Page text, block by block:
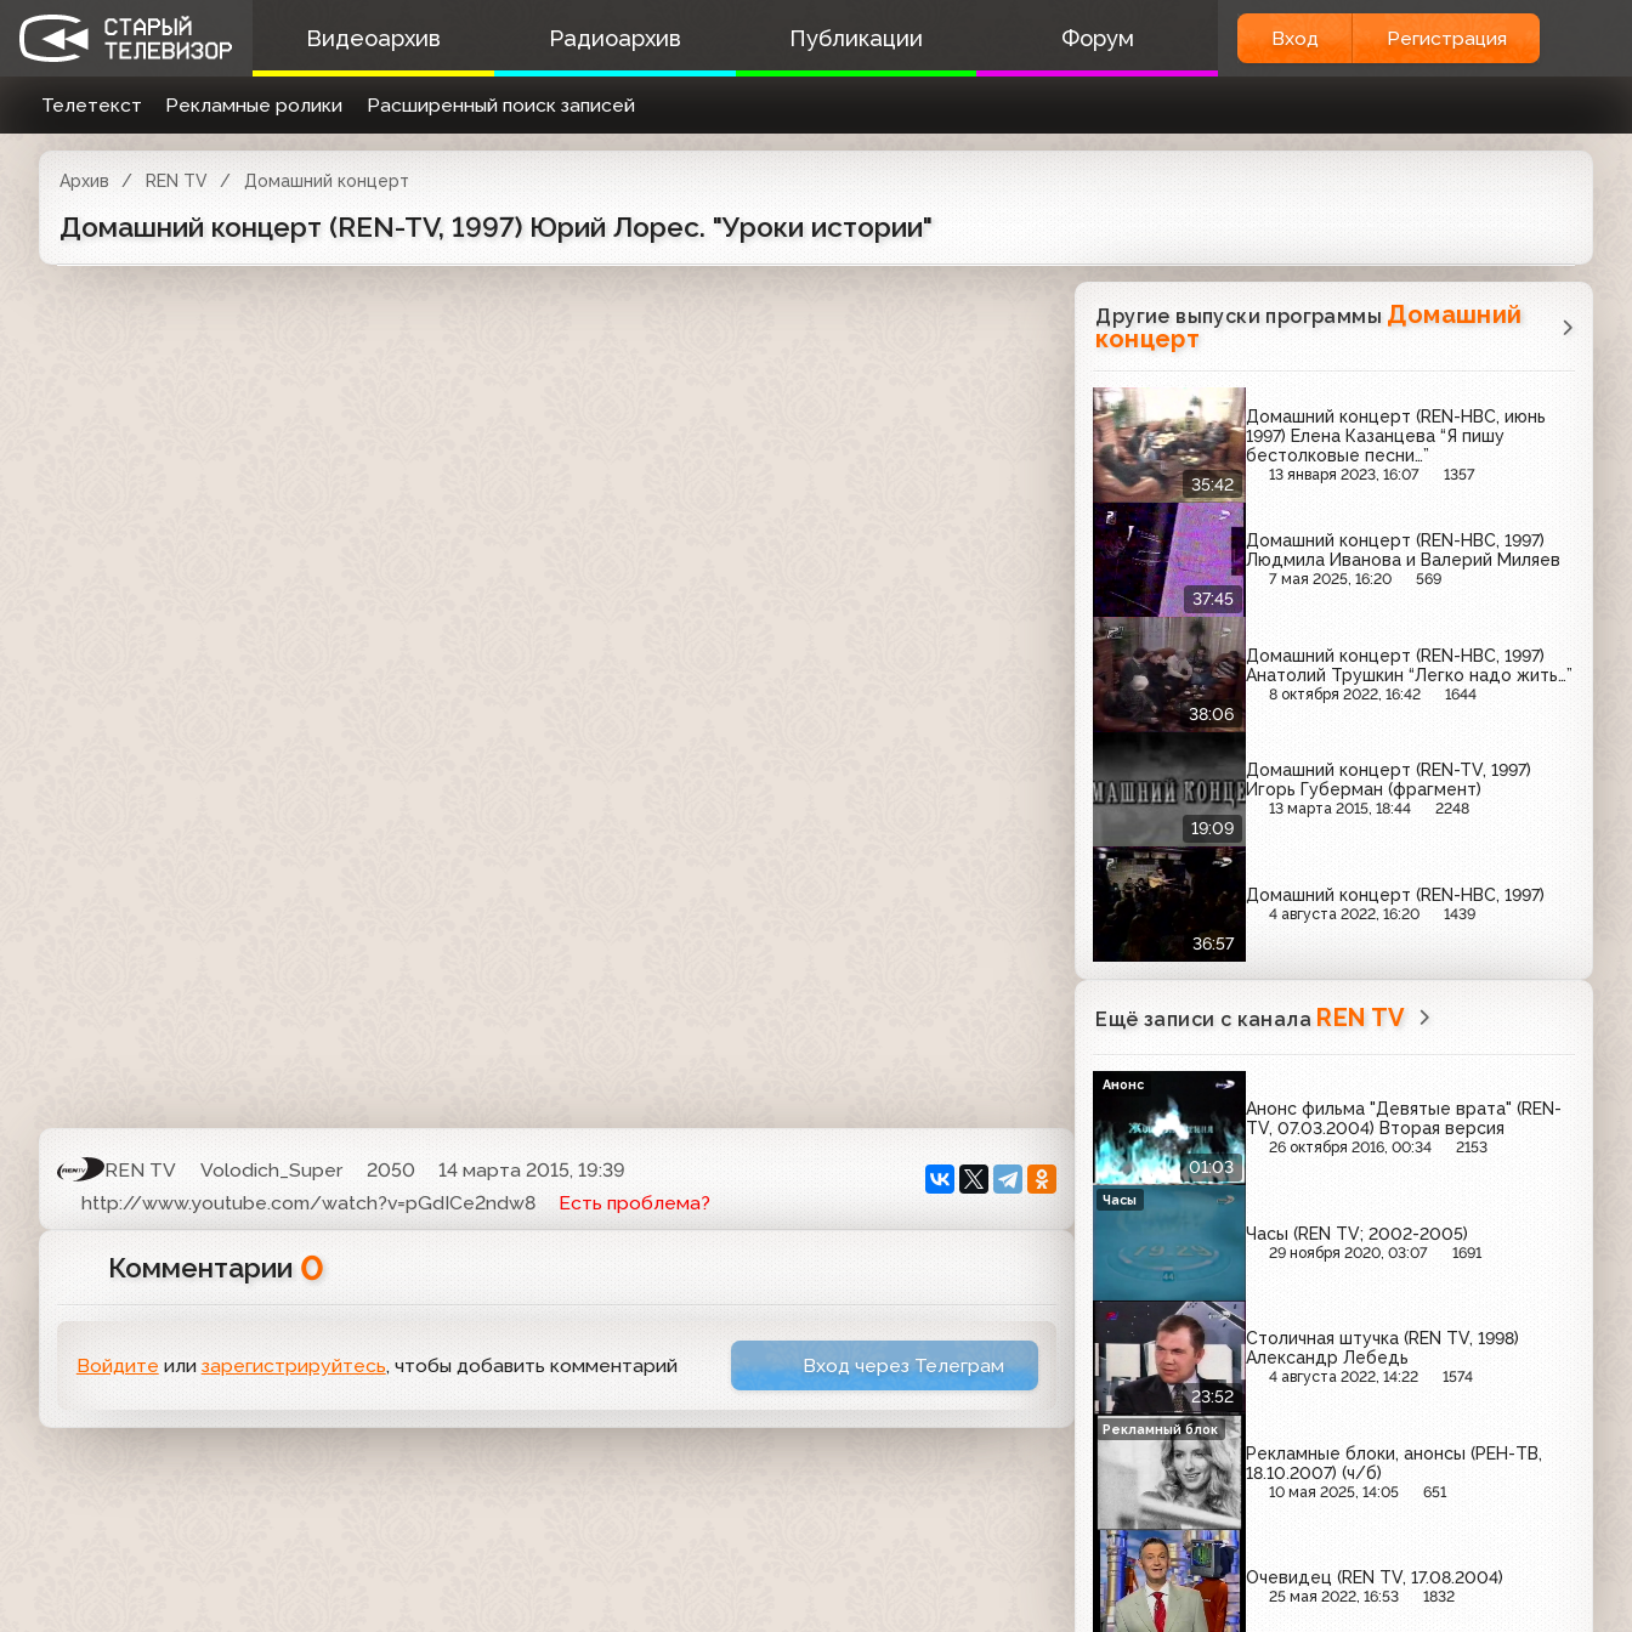
Видеоархив Радиоархив Публикации Форум Вход Регистрация
Телетекст Рекламные ролики Расширенный поиск записей
Архив REN TV Домашний концерт
Домашний концерт (REN-TV, 1997) Юрий Лорес. "Уроки истории"
REN TV Volodich_Super 2050
14 марта 2015, 19:39
http://www.youtube.com/watch?v=pGdICe2ndw8
Есть проблема?
Комментарии 0
Войдите или зарегистрируйтесь, чтобы добавить комментарий Вход через Телеграм
Другие выпуски программы Домашний
концерт
35:42
Домашний концерт (REN-НВС, июнь
1997) Елена Казанцева “Я пишу
бестолковые песни…”
13 января 2023, 16:07 1357
37:45
Домашний концерт (REN-НВС, 1997)
Людмила Иванова и Валерий Миляев
7 мая 2025, 16:20 569
38:06
Домашний концерт (REN-НВС, 1997)
Анатолий Трушкин “Легко надо жить…”
8 октября 2022, 16:42 1644
19:09
Домашний концерт (REN-TV, 1997)
Игорь Губерман (фрагмент)
13 марта 2015, 18:44 2248
36:57
Домашний концерт (REN-НВС, 1997)
4 августа 2022, 16:20 1439
Ещё записи с канала REN TV
01:03
Анонс фильма "Девятые врата" (REN-
TV, 07.03.2004) Вторая версия
26 октября 2016, 00:34 2153
Анонс
Часы (REN TV; 2002-2005)
29 ноября 2020, 03:07 1691
Часы
23:52
Столичная штучка (REN TV, 1998)
Александр Лебедь
4 августа 2022, 14:22 1574
Рекламные блоки, анонсы (РЕН-ТВ,
18.10.2007) (ч/б)
10 мая 2025, 14:05 651
Рекламный блок
Очевидец (REN TV, 17.08.2004)
25 мая 2022, 16:53 1832